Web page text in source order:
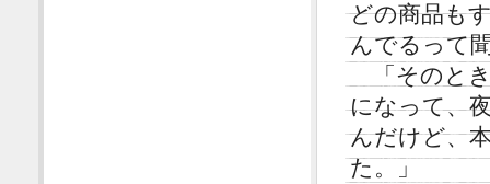
どの商品も
んでるって
「そのとき
になって、
んだけど、
た。」